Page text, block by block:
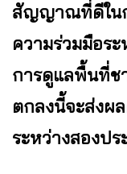
สัญญาณที่ดีในก
ความร่วมมือร
การดูแลพื้นที่ช
ตกลงนี้จะส่งผ
ระหว่างสองปร